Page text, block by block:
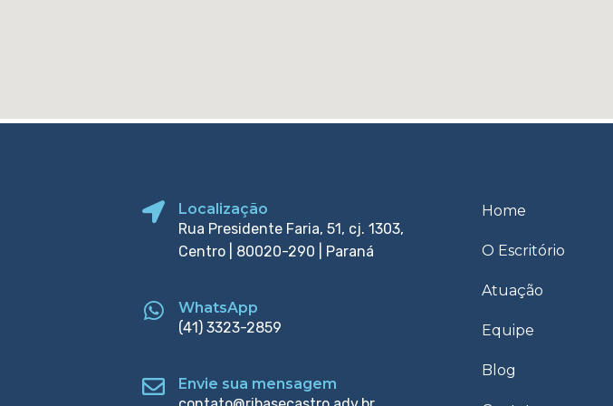
Localização
Rua Presidente Faria, 51, cj. 1303,
Centro | 80020-290 | Paraná
WhatsApp
(41) 3323-2859
Envie sua mensagem
Home
O Escritório
Atuação
Equipe
Blog